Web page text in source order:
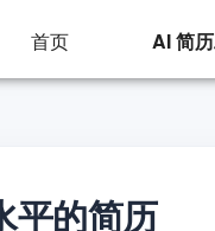
首页 AI 简
平的简历